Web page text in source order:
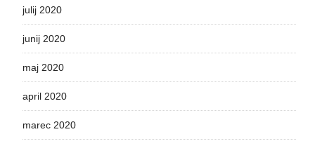
julij 2020
junij 2020
maj 2020
april 2020
marec 2020